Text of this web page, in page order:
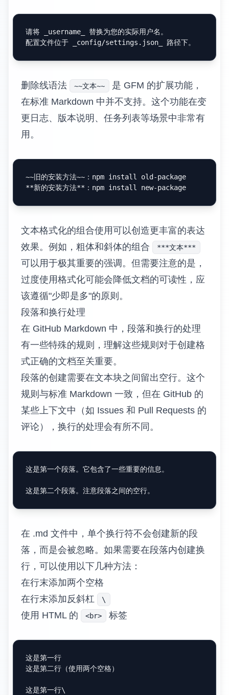
请将 _username_
替换为您的实际用户名。
配置文件位于
_config/settings.json_
删除线语法 ~~文本~~
是 GFM 的扩展功能，
在标准 Markdown 中并不支持。这个功能在变
更日志、版本说明、任务列表等场景中非常有
用。
**新的安装方法**
文本格式化的组合使用可以创造更丰富的表达
效果。例如，粗体和斜体的组合
***文本***
可以用于极其重要的强调。但需要注意的是，
过度使用格式化可能会降低文档的可读性，应
该遵循"少即是多"的原则。
段落和换行处理
在 GitHub Markdown 中，段落和换行的处理
有一些特殊的规则，理解这些规则对于创建格
式正确的文档至关重要。
段落的创建需要在文本块之间留出空行。这个
规则与标准 Markdown 一致，但在 GitHub 的
某些上下文中（如 Issues 和 Pull Requests 的
评论），换行的处理会有所不同。
这是第一个段落。它包含了一些重要的信息。
在 .md 文件中，单个换行符不会创建新的段
落，而是会被忽略。如果需要在段落内创建换
行，可以使用以下几种方法：
在行末添加两个空格
在行末添加反斜杠
\
使用 HTML 的 <br> 标签
这是第一行
这是第二行（使用两个空格）
这是第一行\